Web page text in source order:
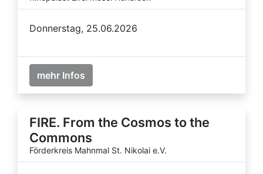
Donnerstag, 25.06.2026
mehr Infos
FIRE. From the Cosmos to the
Commons
Förderkreis Mahnmal St. Nikolai e.V.